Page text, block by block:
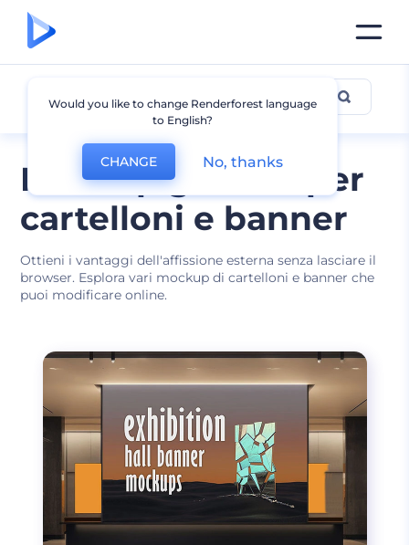
Mockup gratuiti per
cartelloni e banner
Ottieni i vantaggi dell'affissione esterna senza lasciare il
browser. Esplora vari mockup di cartelloni e banner che
puoi modificare online.
Mockup cartellone e banner
Would you like to change Renderforest language
to English?
CHANGE No, thanks